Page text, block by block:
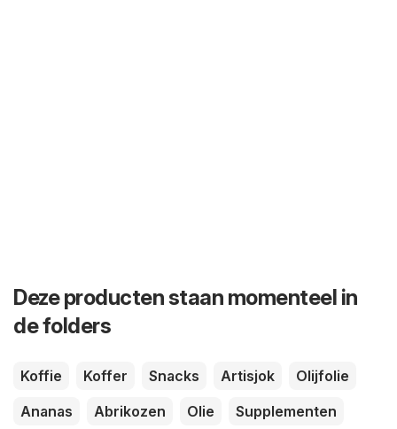
Deze producten staan momenteel in
de folders
Koffie Koffer Snacks Artisjok
Olijfolie
Ananas
Abrikozen Olie
Supplementen